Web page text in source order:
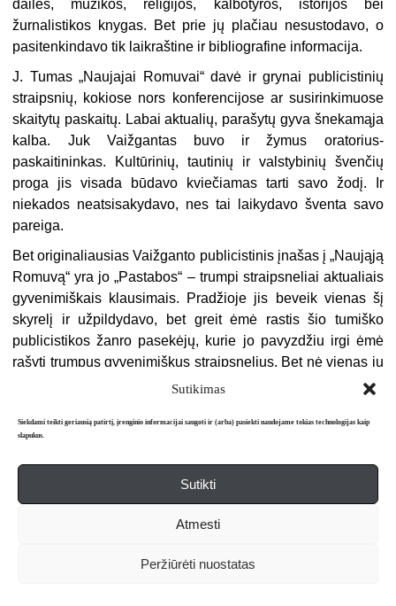
Sutikimas
Siekdami teikti geriausią patirtį, įrenginio informacijai saugoti ir (arba) pasiekti naudojame tokias technologijas kaip
slapukus.
Sutikti
Atmesti
Peržiūrėti nuostatas
dailės, muzikos, religijos, kalbotyros, istorijos bei
žurnalistikos knygas. Bet prie jų plačiau nesustodavo, o
pasitenkindavo tik laikraštine ir bibliografine informacija.
J. Tumas „Naujajai Romuvai“ davė ir grynai publicistinių
straipsnių, kokiose nors konferencijose ar susirinkimuose
skaitytų paskaitų. Labai aktualių, parašytų gyva šnekamąja
kalba. Juk Vaižgantas buvo ir žymus oratorius-
paskaitininkas. Kultūrinių, tautinių ir valstybinių švenčių
proga jis visada būdavo kviečiamas tarti savo žodį. Ir
niekados neatsisakydavo, nes tai laikydavo šventa savo
pareiga.
Bet originaliausias Vaižganto publicistinis įnašas į „Naująją
Romuvą“ yra jo „Pastabos“ – trumpi straipsneliai aktualiais
gyvenimiškais klausimais. Pradžioje jis beveik vienas šį
skyrelį ir užpildydavo, bet greit ėmė rastis šio tumiško
publicistikos žanro pasekėjų, kurie jo pavyzdžiu irgi ėmė
rašyti trumpus gyvenimiškus straipsnelius. Bet nė vienas jų
neprilygo Tumui, o jam mirus, šis skyrius „Naujojoj
J. Tumas-Vaižgantas buvo jautrus, pastabus ir gyvas. Kol
ištisą pluoštą įspūdžių ir aktualių pastabų. Juos čia pat,
redakcijoj, užrašydavo. O po pusvalandžio juos
linotipininkas jau rinkdavo kitam žurnalo numeriui. Šios
paskatindavo gyvai į jas reaguoti.